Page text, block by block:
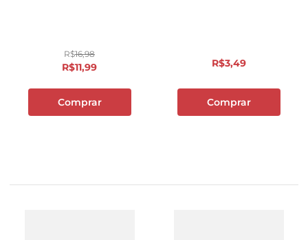
R$16,98
R$11,99
Comprar
R$3,49
Comprar